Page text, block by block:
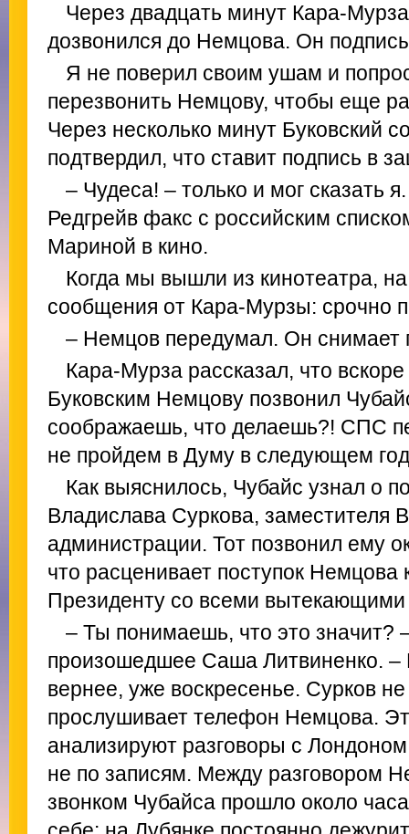
Через двадцать минут Кара-
дозвонился до Немцова. Он
Я не поверил своим ушам и
перезвонить Немцову, чтобы еще
Через несколько минут Буковский
подтвердил, что ставит подпись в
– Чудеса! – только и мог сказать
Редгрейв факс с российским
Мариной в кино.
Когда мы вышли из кинотеатра,
сообщения от Кара-Мурзы: срочно
– Немцов передумал. Он снимает
Кара-Мурза рассказал, что
Буковским Немцову позвонил
соображаешь, что делаешь?! СПС
не пройдем в Думу в следующем
Как выяснилось, Чубайс узнал о
Владислава Суркова, заместителя
администрации. Тот позвонил ему
что расценивает поступок Немцова
Президенту со всеми вытекающими
– Ты понимаешь, что это значит?
произошедшее Саша Литвиненко. –
вернее, уже воскресенье. Сурков
прослушивает телефон Немцова.
анализируют разговоры с
не по записям. Между разговором
звонком Чубайса прошло около